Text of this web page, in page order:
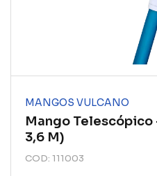
MANGOS VULCANO
Mango Telescópico
3,6 M)
COD: 111003